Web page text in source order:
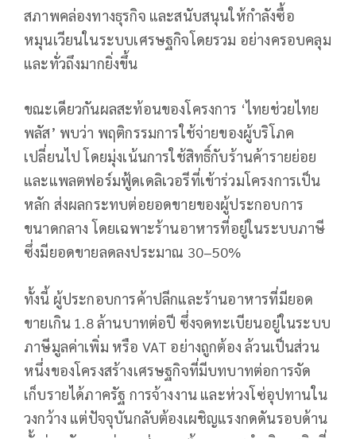
สภาพคล่องทางธุรกิจ และสนับสนุนให้กำลังซื้อ
หมุนเวียนในระบบเศรษฐกิจโดยรวม อย่างครอบคลุม
และทั่วถึงมากยิ่งขึ้น
ขณะเดียวกันผลสะท้อนของโครงการ ‘ไทยช่วยไทย
พลัส’ พบว่า พฤติกรรมการใช้จ่ายของผู้บริโภค
เปลี่ยนไป โดยมุ่งเน้นการใช้สิทธิ์กับร้านค้ารายย่อย
และแพลตฟอร์มฟู้ดเดลิเวอรีที่เข้าร่วมโครงการเป็น
หลัก ส่งผลกระทบต่อยอดขายของผู้ประกอบการ
ขนาดกลาง โดยเฉพาะร้านอาหารที่อยู่ในระบบภาษี
ซึ่งมียอดขายลดลงประมาณ 30–50%
ทั้งนี้ ผู้ประกอบการค้าปลีกและร้านอาหารที่มียอด
ขายเกิน 1.8 ล้านบาทต่อปี ซึ่งจดทะเบียนอยู่ในระบบ
ภาษีมูลค่าเพิ่ม หรือ VAT อย่างถูกต้อง ล้วนเป็นส่วน
หนึ่งของโครงสร้างเศรษฐกิจที่มีบทบาทต่อการจัด
เก็บรายได้ภาครัฐ การจ้างงาน และห่วงโซ่อุปทานใน
วงกว้าง แต่ปัจจุบันกลับต้องเผชิญแรงกดดันรอบด้าน